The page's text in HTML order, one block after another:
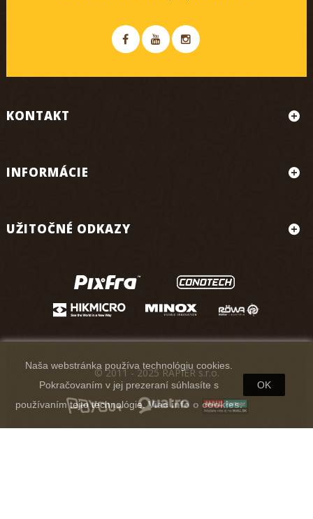
KONTAKT
INFORMÁCIE
UŽITOČNÉ ODKAZY
Naša webstránka používa technológiu cookies.
Pokračovaním v jej prezeraní súhlasíte s
používaním tejto technológie.Viac info o cookies.
OK
© 2011 - 2025 RAPIER s.r.o.